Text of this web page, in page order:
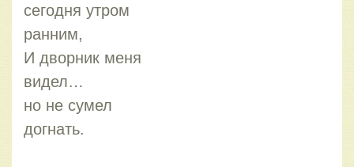
сегодня утром
ранним,
И дворник меня
видел…
но не сумел
догнать.